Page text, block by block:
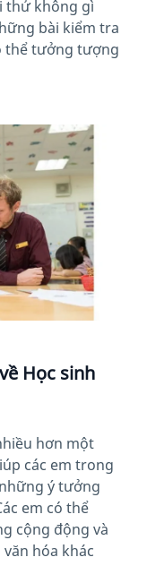
thử không gì
bài kiểm tra
thể tưởng tượng
Học sinh
hơn một
các em trong
ý tưởng
em có thể
cộng động và
hóa khác